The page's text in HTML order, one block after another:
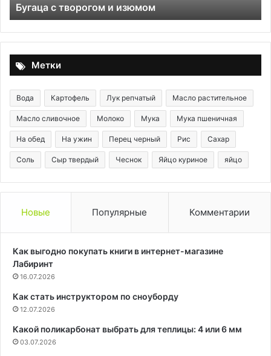
Бугаца с творогом и изюмом
Метки
Вода Картофель Лук репчатый Масло растительное
Масло сливочное Молоко Мука Мука пшеничная
На обед На ужин Перец черный Рис Сахар
Соль Сыр твердый Чеснок Яйцо куриное яйцо
Новые Популярные Комментарии
Как выгодно покупать книги в интернет-магазине
Лабиринт
16.07.2026
Как стать инструктором по сноуборду
12.07.2026
Какой поликарбонат выбрать для теплицы: 4 или 6 мм
03.07.2026